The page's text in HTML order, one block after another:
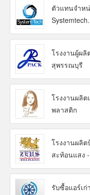
ตัวแทนจำห
Systemtech.
โรงงานผู้ผ
สุพรรณบุรี
โรงงานผลิต
พลาสติก
โรงงานผลิต
สะท้อนแสง
รับซื้อแอร์เ